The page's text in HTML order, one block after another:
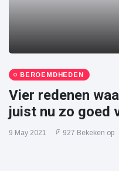
BEROEMDHEDEN
Vier redenen
juist nu zo goed
9 May 2021 927 Bekeken op